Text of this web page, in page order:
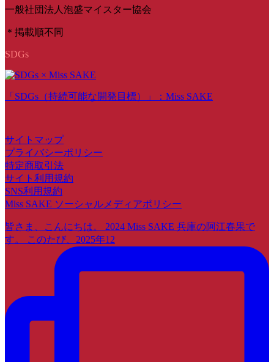
一般社団法人泡盛マイスター協会
＊掲載順不同
SDGs
「SDGs（持続可能な開発目標）」：Miss SAKE
サイトマップ
プライバシーポリシー
特定商取引法
サイト利用規約
SNS利用規約
Miss SAKE ソーシャルメディアポリシー
皆さま、こんにちは。 2024 Miss SAKE 兵庫の阿江春果で
す。 このたび、2025年12